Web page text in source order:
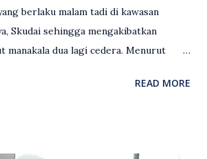
berlaku malam tadi di kawasan
Skudai sehingga mengakibatkan
manakala dua lagi cedera. Menurut
jam 11 malam dan pihak polisREAD MORE